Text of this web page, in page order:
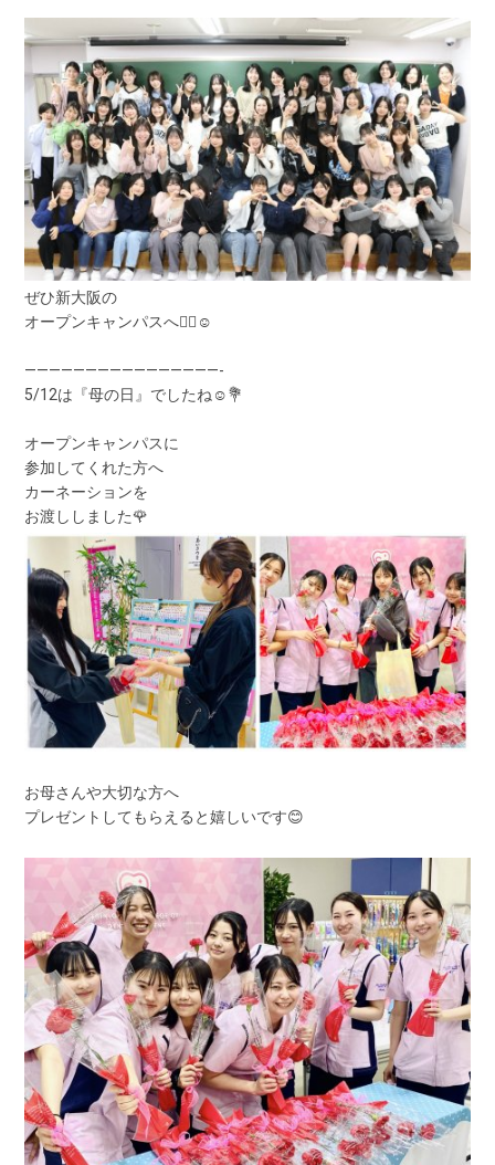
ぜひ新大阪の
オープンキャンパスへ💁‍♀️☺️
————————————————-
5/12は『母の日』でしたね☺️💐
オープンキャンパスに
参加してくれた方へ
カーネーションを
お渡ししました🌹
お母さんや大切な方へ
プレゼントしてもらえると嬉しいです😊